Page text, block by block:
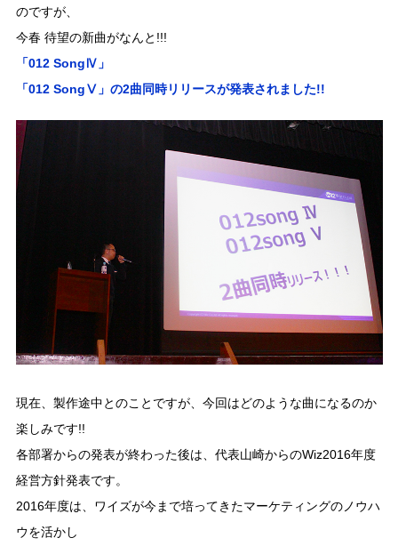
のですが、
今春 待望の新曲がなんと!!!
「012 SongⅣ」
「012 SongⅤ」の2曲同時リリースが発表されました!!
現在、製作途中とのことですが、今回はどのような曲になるのか
楽しみです!!
各部署からの発表が終わった後は、代表山崎からのWiz2016年度
経営方針発表です。
2016年度は、ワイズが今まで培ってきたマーケティングのノウハ
ウを活かし